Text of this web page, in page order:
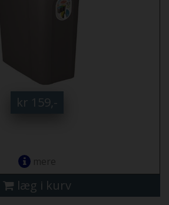
kr 159,-
mere
læg i kurv